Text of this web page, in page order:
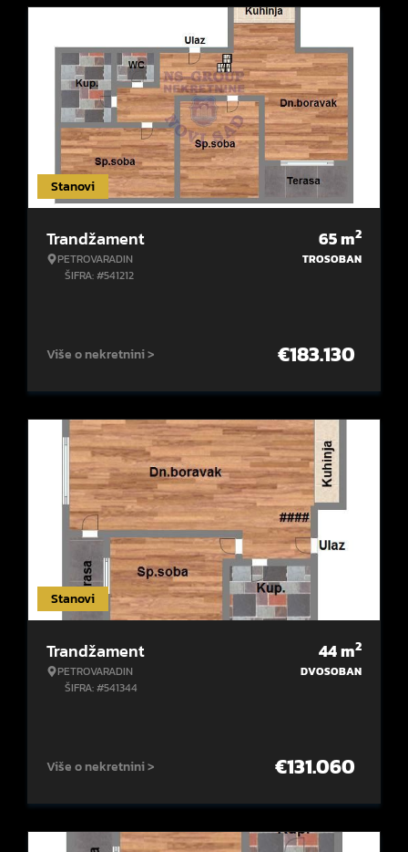
Stanovi
Trandžament
PETROVARADIN
ŠIFRA: #541212
65m2
TROSOBAN
Više o nekretnini > €183.130
Stanovi
Trandžament
PETROVARADIN
ŠIFRA: #541344
44m2
DVOSOBAN
Više o nekretnini > €131.060